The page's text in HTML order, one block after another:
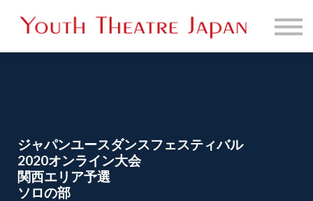
販売映像一覧
お問い合わせ
ジャパンユースダンスフェスティバル
2020オンライン大会
関西エリア予選
ソロの部